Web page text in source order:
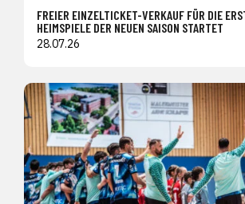
FREIER EINZELTICKET-VERKAUF FÜR DIE
HEIMSPIELE DER NEUEN SAISON STARTET
28.07.26